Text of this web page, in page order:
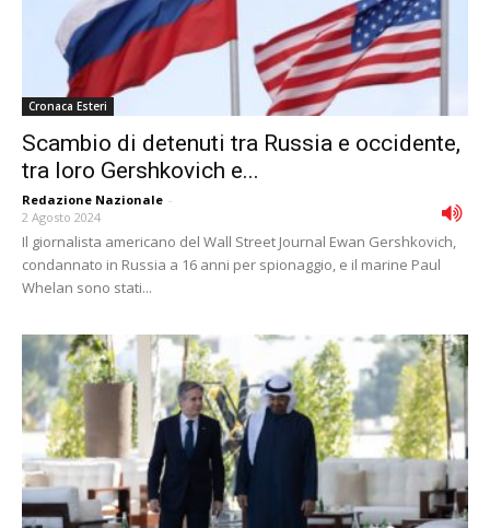
Cronaca Esteri
Scambio di detenuti tra Russia e occidente,
tra loro Gershkovich e...
Redazione Nazionale -
2 Agosto 2024
Il giornalista americano del Wall Street Journal Ewan Gershkovich,
condannato in Russia a 16 anni per spionaggio, e il marine Paul
Whelan sono stati...